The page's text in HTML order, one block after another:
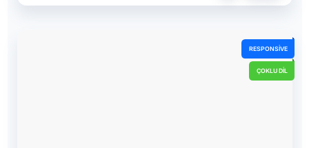
RESPONSIVE
ÇOKLU DIL